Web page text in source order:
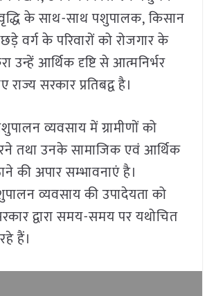
के साथ-साथ पशुपालक, किसान
वर्ग के परिवारों को रोजगार के
उन्हें आर्थिक दृष्टि से आत्मनिर्भर
सरकार प्रतिबद्व है।
व्यवसाय में ग्रामीणों को
तथा उनके सामाजिक एवं आर्थिक
की अपार सम्भावनाएं है।
व्यवसाय की उपादेयता को
द्वारा समय-समय पर यथोचित
हैं।